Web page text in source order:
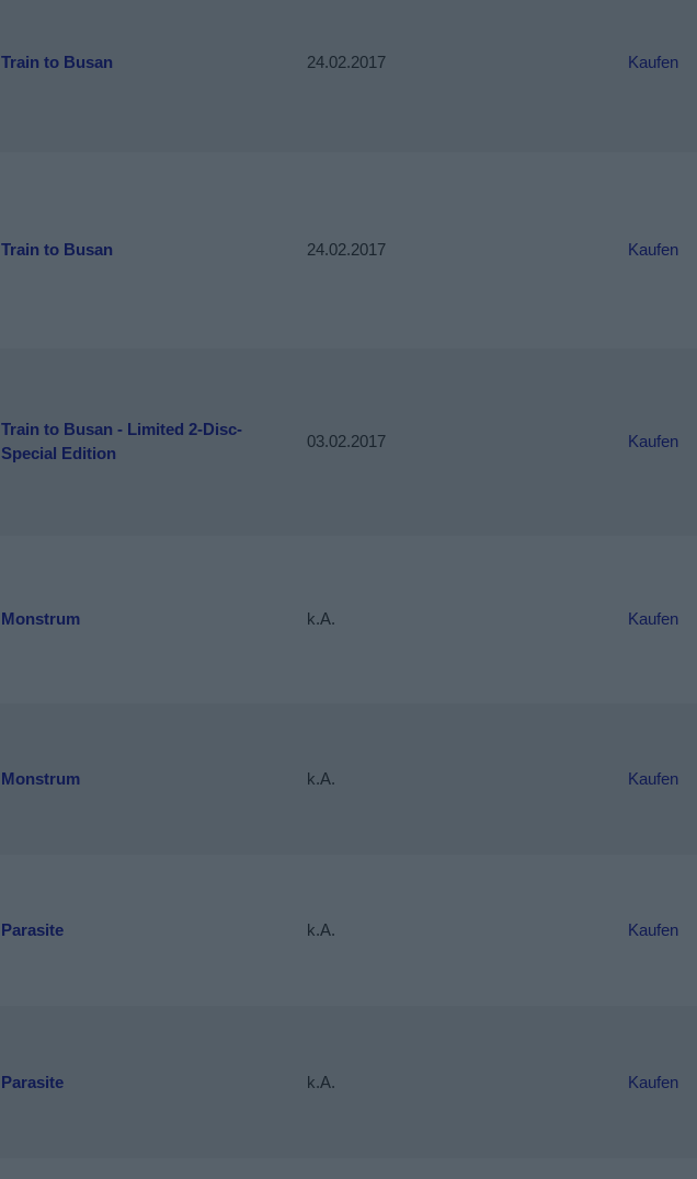
Train to Busan 24.02.2017 Kaufen
Train to Busan 24.02.2017 Kaufen
Train to Busan - Limited 2-Disc-
Special Edition
03.02.2017 Kaufen
Monstrum k.A. Kaufen
Monstrum k.A. Kaufen
Parasite k.A. Kaufen
Parasite k.A. Kaufen